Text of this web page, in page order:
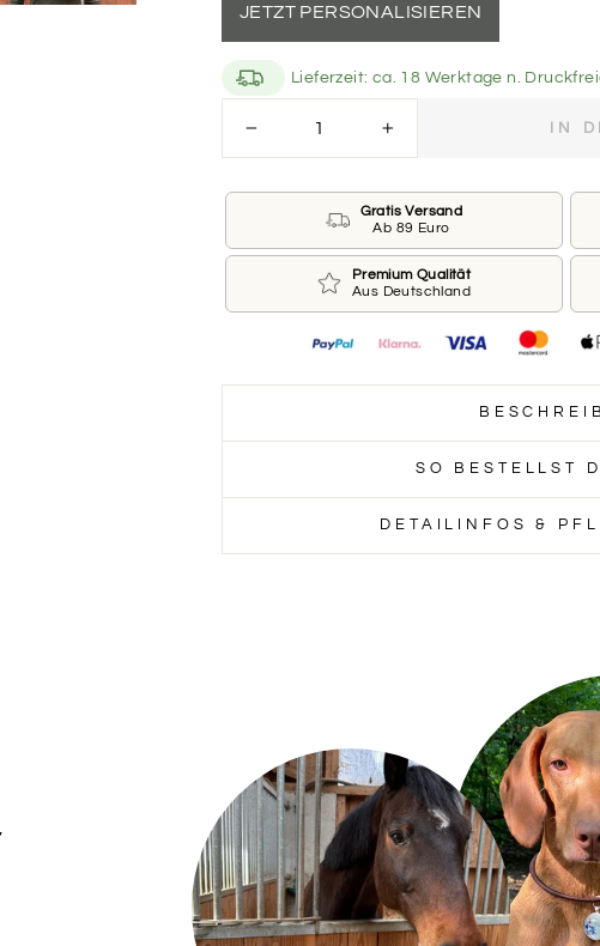
JETZT PERSONALISIEREN
Bitte wähle hier deine gewünschte
SCHRIFTART
SCHRIFTART
9
SCHRIFTART
Lieferzeit: ca. 18 Werktage n.
IN
Gratis Versand
Ab 89 Euro
Premium Qualität
Aus Deutschland
SO BESTELLST
DETAILINFOS &